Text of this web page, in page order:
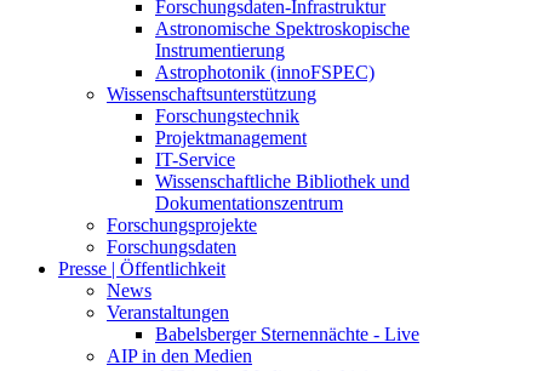
Forschungsdaten-Infrastruktur
Astronomische Spektroskopische
Instrumentierung
Astrophotonik (innoFSPEC)
Wissenschaftsunterstützung
Forschungstechnik
Projektmanagement
IT-Service
Wissenschaftliche Bibliothek und
Dokumentationszentrum
Forschungsprojekte
Forschungsdaten
Presse | Öffentlichkeit
News
Veranstaltungen
Babelsberger Sternennächte - Live
AIP in den Medien